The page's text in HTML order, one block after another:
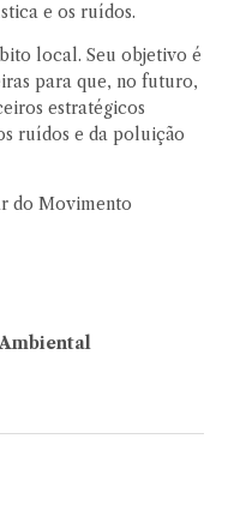
e os ruídos.
local. Seu objetivo é
para que, no futuro,
estratégicos
ruídos e da poluição
do Movimento